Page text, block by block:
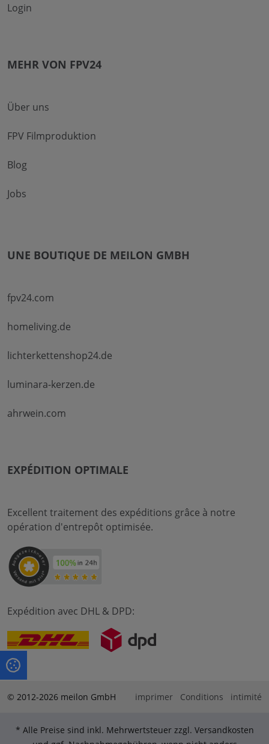
Login
MEHR VON FPV24
Über uns
FPV Filmproduktion
Blog
Jobs
UNE BOUTIQUE DE MEILON GMBH
fpv24.com
homeliving.de
lichterkettenshop24.de
luminara-kerzen.de
ahrwein.com
EXPÉDITION OPTIMALE
Excellent traitement des expéditions grâce à notre
opération d'entrepôt optimisée.
Expédition avec DHL & DPD:
© 2012-2026 meilon GmbH imprimer Conditions intimité
* Alle Preise sind inkl. Mehrwertsteuer zzgl. Versandkosten